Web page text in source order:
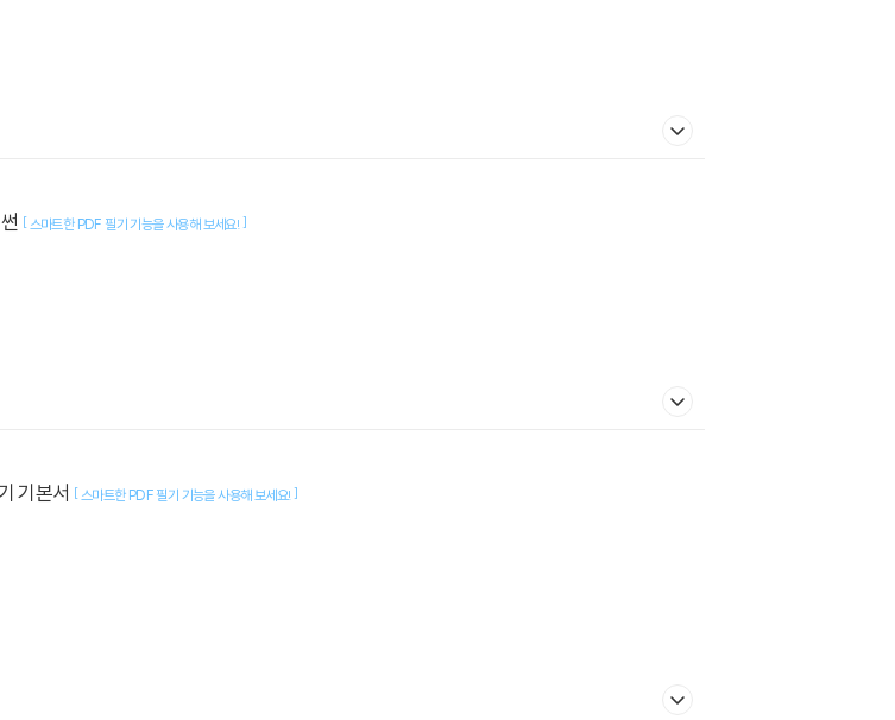
[스마트한 PDF 필기 기능을 사용해 보세요!]
기본서 [스마트한 PDF 필기 기능을 사용해 보세요!]